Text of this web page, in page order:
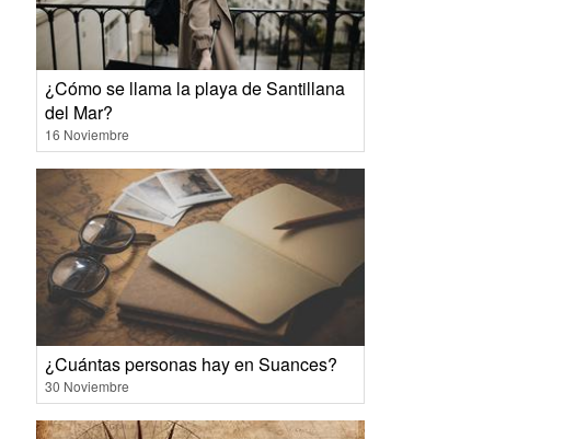
¿Cómo se llama la playa de Santillana
del Mar?
16 Noviembre
¿Cuántas personas hay en Suances?
30 Noviembre